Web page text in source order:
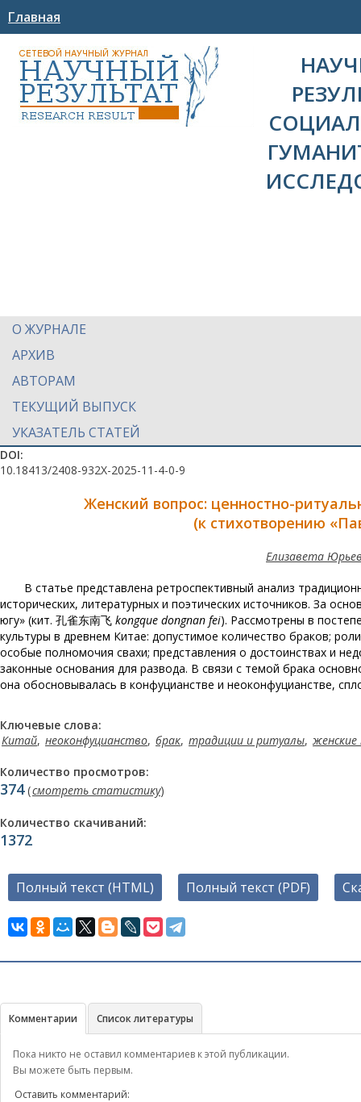
Главная
О ЖУРНАЛЕ
АРХИВ
АВТОРАМ
ТЕКУЩИЙ ВЫПУСК
УКАЗАТЕЛЬ СТАТЕЙ
DOI:
10.18413/2408-932X-2025-11-4-0-9
Женский вопрос: ценностно-
(к стихотворению
Елизавета
В статье представлена ретроспективный анализ
исторических, литературных и поэтических источников. За
югу» (кит. 孔雀东南飞 kongque dongnan fei). Рассмотрены в
культуры в древнем Китае: допустимое количество браков;
особые полномочия свахи; представления о достоинствах и
законные основания для развода. В связи с темой брака
она обосновывалась в конфуцианстве и неоконфуцианстве,
Ключевые слова:
Китай, неоконфуцианство, брак, традиции и ритуалы, женские
Количество просмотров:
374(смотреть статистику)
Количество скачиваний:
1372
Полный текст (HTML) Полный текст (PDF)
Комментарии Список литературы
Пока никто не оставил комментариев к этой публикации.
Вы можете быть первым.
Оставить комментарий: